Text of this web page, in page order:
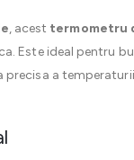
, acest termometru
Este ideal pentru
a